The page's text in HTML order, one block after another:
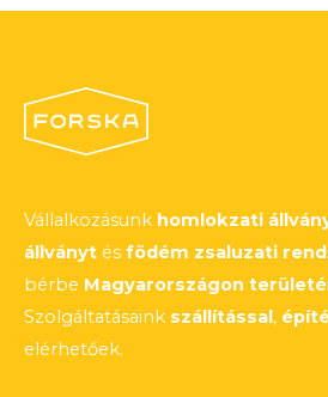
Vállalkozásunk homlokzati
állványt és födém zsaluzati
bérbe Magyarországon
Szolgáltatásaink szállítással,
elérhetőek.